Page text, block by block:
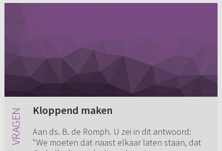
Kloppend maken
Aan ds. B. de Romph. U zei in dit antwoord:
"We moeten dat naast elkaar laten staan, dat